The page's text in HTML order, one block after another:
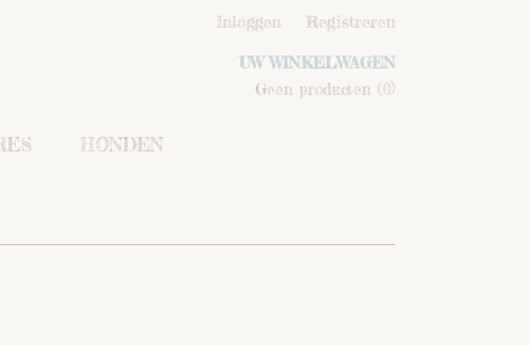
Inloggen Registreren
UW WINKELWAGEN
Geen producten (0)
HONDEN